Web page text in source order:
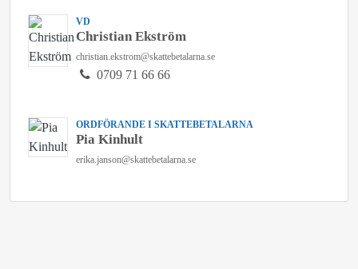
VD
Christian Ekström
christian.ekstrom@skattebetalarna.se
0709 71 66 66
ORDFÖRANDE I SKATTEBETALARNA
Pia Kinhult
erika.janson@skattebetalarna.se